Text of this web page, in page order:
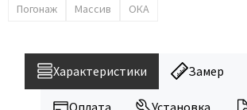
Погонаж Массив ОКА
Характеристики Замер
Оплата Установка